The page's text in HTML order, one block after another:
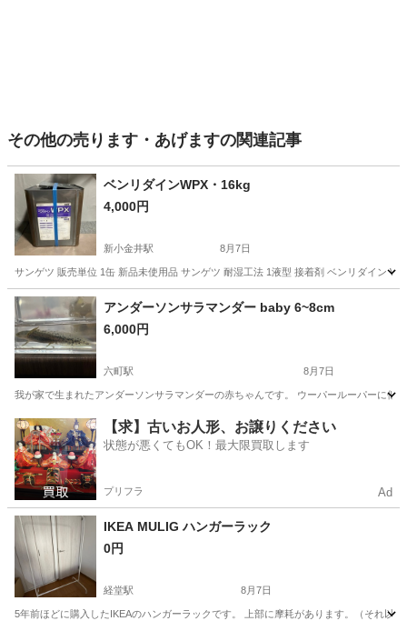
その他の売ります・あげますの関連記事
ベンリダインWPX・16kg
4,000円
新小金井駅 8月7日
サンゲツ 販売単位 1缶 新品未使用品 サンゲツ 耐湿工法 1液型 接着剤 ベンリダイン
東京 三鷹市 新小金井駅 その他
アンダーソンサラマンダー baby 6~8cm
6,000円
六町駅 8月7日
我が家で生まれたアンダーソンサラマンダーの赤ちゃんです。 ウーパールーパーに
東京 足立区 六町駅 その他
【求】古いお人形、お譲りください
状態が悪くてもOK！最大限買取します
プリフラ Ad
IKEA MULIG ハンガーラック
0円
経堂駅 8月7日
5年前ほどに購入したIKEAのハンガーラックです。 上部に摩耗があります。（それ以